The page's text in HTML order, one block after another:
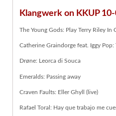
Klangwerk on KKUP
The Young Gods: Play Terry Riley In
Catherine Graindorge feat. Iggy
Drøne: Leorca di Souca
Emeralds: Passing away
Craven Faults: Eller Ghyll (live)
Rafael Toral: Hay que trabajo me